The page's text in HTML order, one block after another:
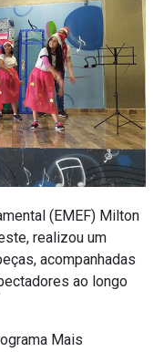
(EMEF) Milton
realizou um
acompanhadas
ao longo
Mais